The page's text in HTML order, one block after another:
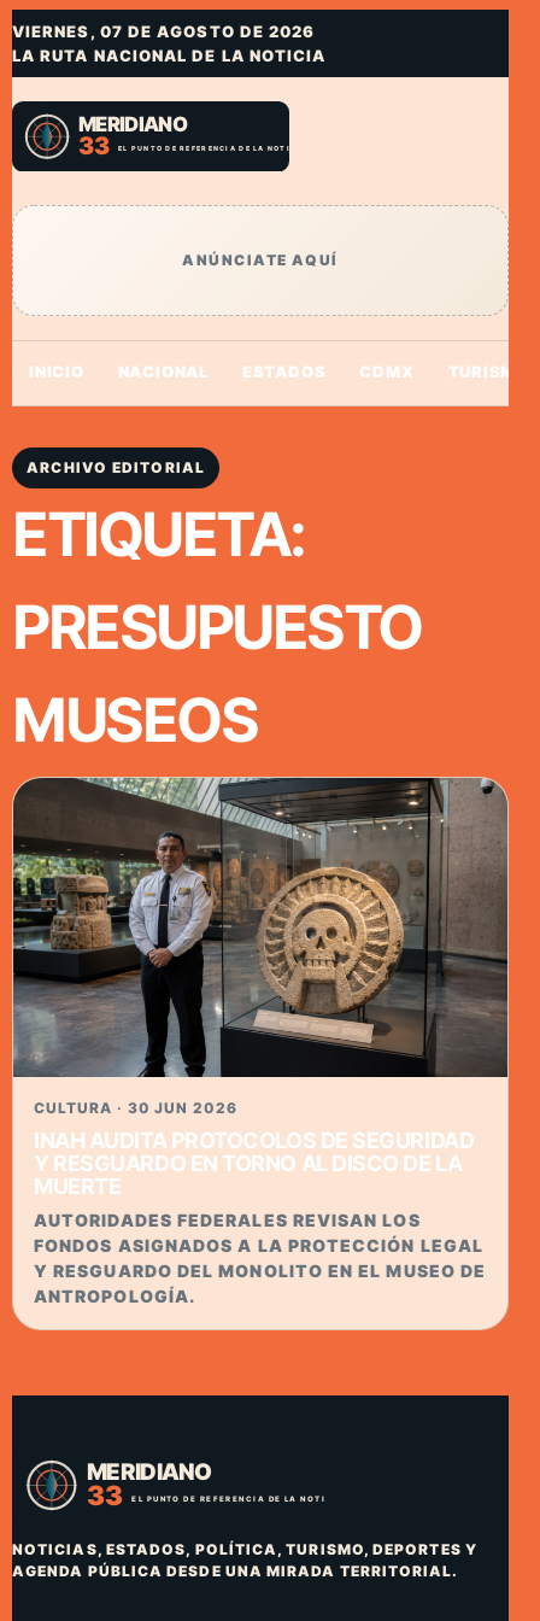
VIERNES, 07 DE AGOSTO DE 2026
LA RUTA NACIONAL DE LA NOTICIA
ANÚNCIATE AQUÍ
INICIO NACIONAL ESTADOS CDMX TURISMO
ARCHIVO EDITORIAL
ETIQUETA:
PRESUPUESTO
MUSEOS
CULTURA · 30 JUN 2026
INAH AUDITA PROTOCOLOS DE SEGURIDAD
Y RESGUARDO EN TORNO AL DISCO DE LA
MUERTE
AUTORIDADES FEDERALES REVISAN LOS
FONDOS ASIGNADOS A LA PROTECCIÓN LEGAL
Y RESGUARDO DEL MONOLITO EN EL MUSEO DE
ANTROPOLOGÍA.
NOTICIAS, ESTADOS, POLÍTICA, TURISMO, DEPORTES Y
AGENDA PÚBLICA DESDE UNA MIRADA TERRITORIAL.